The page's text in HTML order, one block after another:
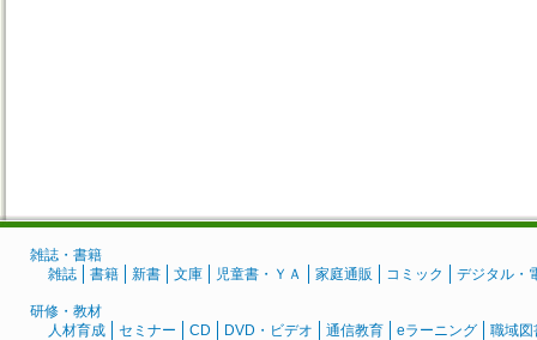
雑誌・書籍
雑誌
書籍 新書 文庫 児童書・ＹＡ 家庭通販 コミック デジタル・
研修・教材
人材育成
セミナー CD DVD・ビデオ 通信教育 eラーニング 職域図